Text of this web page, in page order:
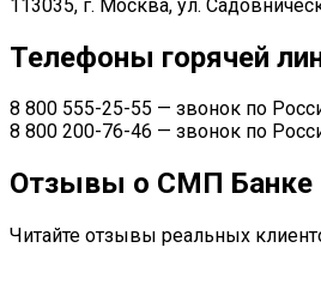
113035, г. Москва, ул.
Телефоны горячей
8 800 555-25-55 — звонок по
8 800 200-76-46 — звонок по
Отзывы о СМП Банке
Читайте отзывы реальных